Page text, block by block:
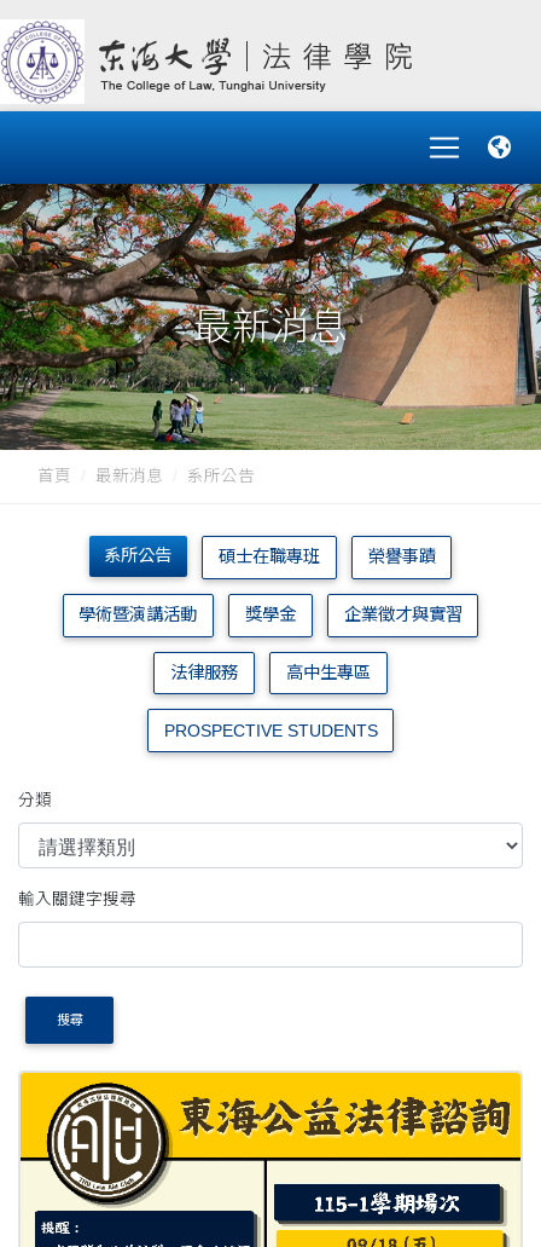
最新消息
首頁 最新消息 系所公告
系所公告 碩士在職專班 榮譽事蹟
學術暨演講活動 獎學金 企業徵才與實習
法律服務 高中生專區
PROSPECTIVE STUDENTS
分類
輸入關鍵字搜尋
搜尋